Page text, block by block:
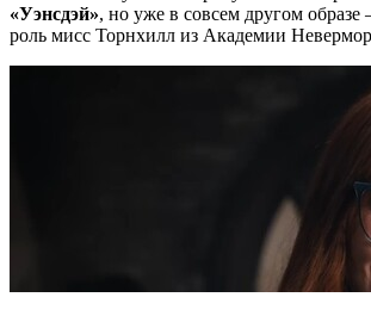
«Уэнсдэй», но уже в совсем другом
роль мисс Торнхилл из Академии